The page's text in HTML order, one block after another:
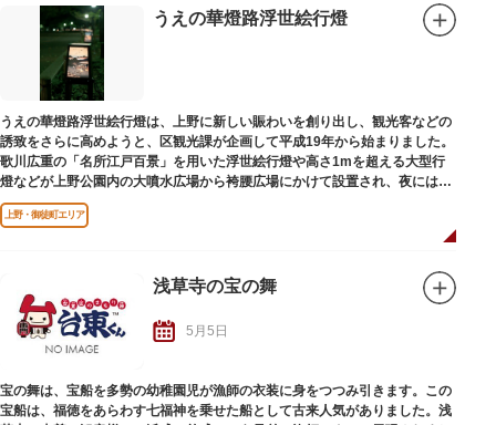
うえの華燈路浮世絵行燈
うえの華燈路浮世絵行燈は、上野に新しい賑わいを創り出し、観光客などの
誘致をさらに高めようと、区観光課が企画して平成19年から始まりました。
歌川広重の「名所江戸百景」を用いた浮世絵行燈や高さ1mを超える大型行
燈などが上野公園内の大噴水広場から袴腰広場にかけて設置され、夜には行
燈が灯されて江戸風情を楽しむことができます。
上野・御徒町エリア
浅草寺の宝の舞
5月5日
宝の舞は、宝船を多勢の幼稚園児が漁師の衣装に身をつつみ引きます。この
宝船は、福徳をあらわす七福神を乗せた船として古来人気がありました。浅